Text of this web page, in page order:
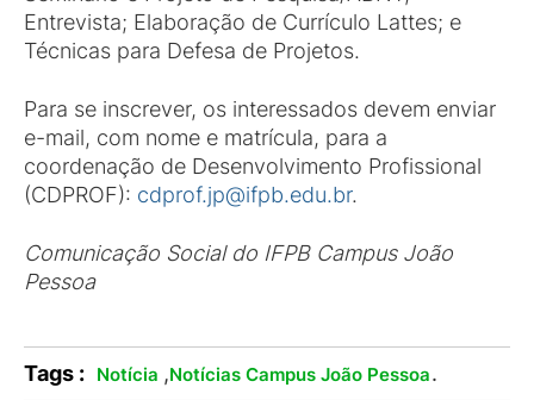
Entrevista; Elaboração de Currículo Lattes; e
Técnicas para Defesa de Projetos.
Para se inscrever, os interessados devem enviar
e-mail, com nome e matrícula, para a
coordenação de Desenvolvimento Profissional
(CDPROF): cdprof.jp@ifpb.edu.br.
Comunicação Social do IFPB Campus João
Pessoa
Tags : Notícia ,Notícias Campus João Pessoa.